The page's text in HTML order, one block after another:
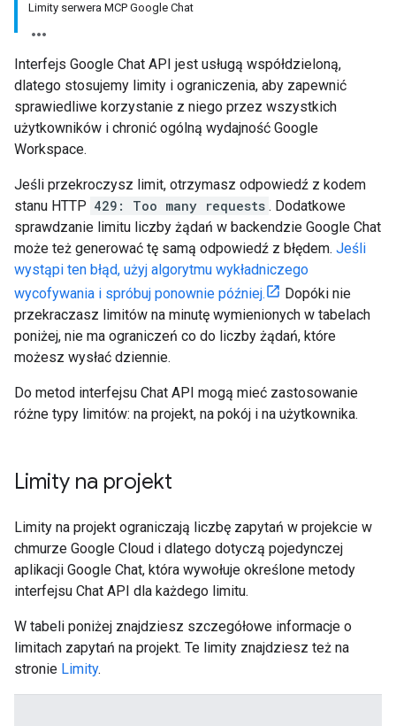
Limity serwera MCP Google Chat
Interfejs Google Chat API jest usługą współdzieloną,
dlatego stosujemy limity i ograniczenia, aby zapewnić
sprawiedliwe korzystanie z niego przez wszystkich
użytkowników i chronić ogólną wydajność Google
Workspace.
Jeśli przekroczysz limit, otrzymasz odpowiedź z kodem
stanu HTTP 429: Too many requests . Dodatkowe
sprawdzanie limitu liczby żądań w backendzie Google Chat
może też generować tę samą odpowiedź z błędem. Jeśli
wystąpi ten błąd, użyj algorytmu wykładniczego
wycofywania i spróbuj ponownie później.
Dopóki nie
przekraczasz limitów na minutę wymienionych w tabelach
poniżej, nie ma ograniczeń co do liczby żądań, które
możesz wysłać dziennie.
Do metod interfejsu Chat API mogą mieć zastosowanie
różne typy limitów: na projekt, na pokój i na użytkownika.
Limity na projekt
Limity na projekt ograniczają liczbę zapytań w projekcie w
chmurze Google Cloud i dlatego dotyczą pojedynczej
aplikacji Google Chat, która wywołuje określone metody
interfejsu Chat API dla każdego limitu.
W tabeli poniżej znajdziesz szczegółowe informacje o
limitach zapytań na projekt. Te limity znajdziesz też na
stronie Limity.